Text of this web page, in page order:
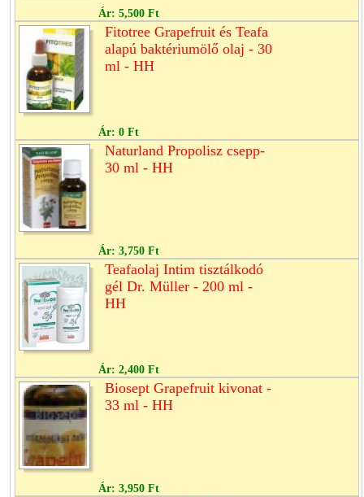
Ár: 5,500 Ft
Fitotree Grapefruit és Teafa
alapú baktériumölő olaj - 30
ml - HH
Ár: 0 Ft
Naturland Propolisz csepp-
30 ml - HH
Ár: 3,750 Ft
Teafaolaj Intim tisztálkodó
gél Dr. Müller - 200 ml -
HH
Ár: 2,400 Ft
Biosept Grapefruit kivonat -
33 ml - HH
Ár: 3,950 Ft